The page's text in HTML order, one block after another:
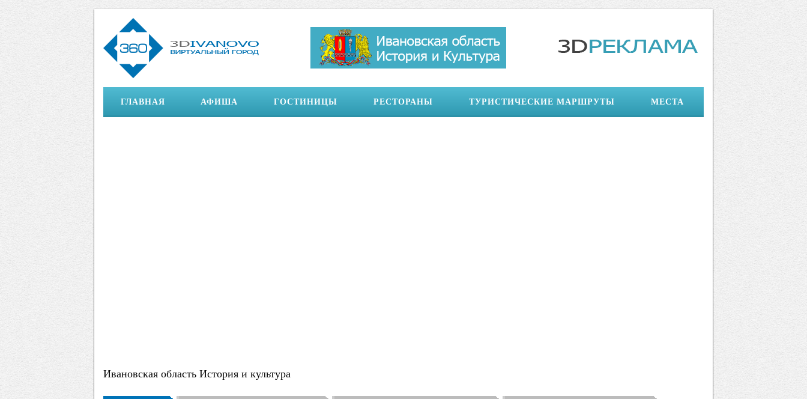
ГЛАВНАЯ АФИША ГОСТИНИЦЫ РЕСТОРАНЫ ТУРИСТИЧЕСКИЕ МАРШРУТЫ МЕСТА
Ивановская область История и культура